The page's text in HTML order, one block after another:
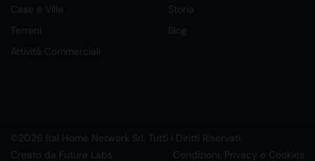
Case e Ville
Terreni
Attività Commerciali
Storia
Blog
©2026 Ital Home Network Srl. Tutti i Diritti Riservati.
Creato da Future Labs
Condizioni, Privacy e Cookies